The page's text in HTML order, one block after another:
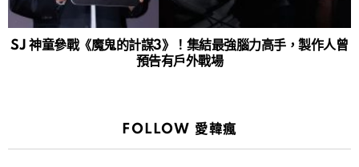
SJ 神童參戰《魔鬼的計謀3》！集結最強腦力高手，製作人曾
預告有戶外戰場
FOLLOW 愛韓瘋